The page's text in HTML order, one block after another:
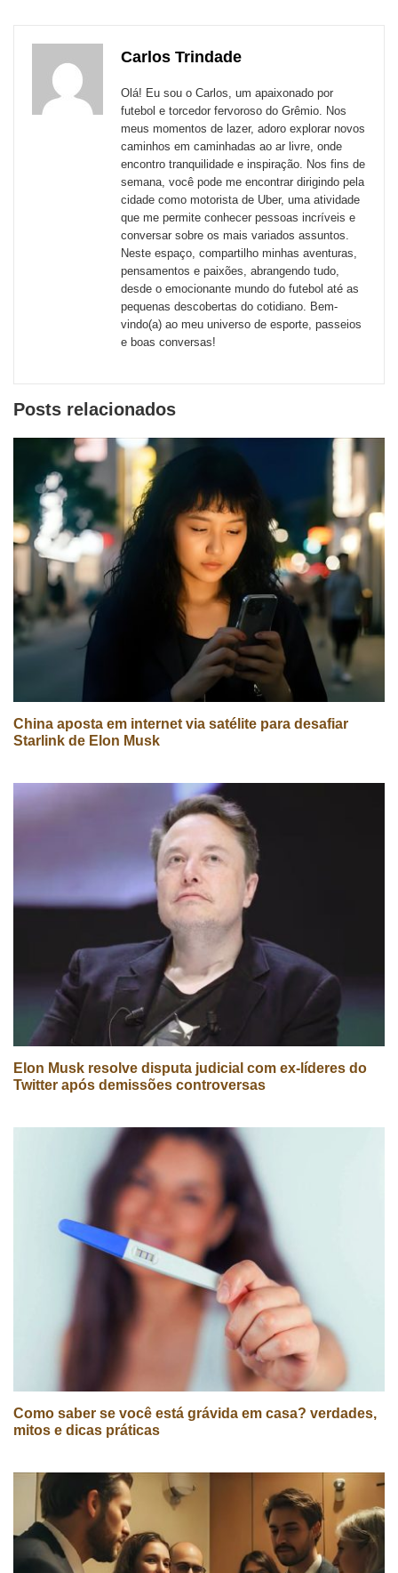
externos
EmailFacebookMessenger
TwitterWhatsApp
Carlos Trindade
Olá! Eu sou o Carlos, um apaixonado por
futebol e torcedor fervoroso do Grêmio. Nos
meus momentos de lazer, adoro explorar novos
caminhos em caminhadas ao ar livre, onde
encontro tranquilidade e inspiração. Nos fins de
semana, você pode me encontrar dirigindo pela
cidade como motorista de Uber, uma atividade
que me permite conhecer pessoas incríveis e
conversar sobre os mais variados assuntos.
Neste espaço, compartilho minhas aventuras,
pensamentos e paixões, abrangendo tudo,
desde o emocionante mundo do futebol até as
pequenas descobertas do cotidiano. Bem-
vindo(a) ao meu universo de esporte, passeios
e boas conversas!
Posts relacionados
China aposta em internet via satélite para desafiar
Starlink de Elon Musk
Elon Musk resolve disputa judicial com ex-líderes do
Twitter após demissões controversas
Como saber se você está grávida em casa? verdades,
mitos e dicas práticas